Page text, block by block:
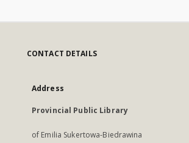
CONTACT DETAILS
Address
Provincial Public Library
of Emilia Sukertowa-Biedrawina